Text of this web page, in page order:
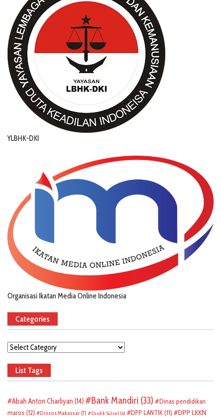
YLBHK-DKI
Organisasi Ikatan Media Online Indonesia
Categories
Categories
List Tags
Abah Anton Charliyan (14) Bank Mandiri (33)
Dinas pendidikan
maros (12) Dinsos Makassar (7) Disdik Sulsel (6) DPP LANTIK(11)
DPP LKKN